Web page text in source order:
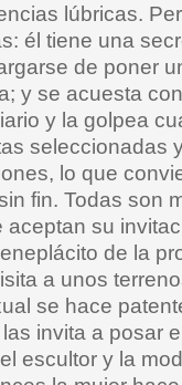
lúbricas.
él tiene una
de poner
y se acuesta
y la golpea
seleccionadas
lo que
fin. Todas son
su
de la
a unos
se hace
invita a posar
escultor y la